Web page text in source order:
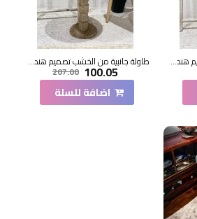
طاولة جانبية من الخشب تصميم هندسي ابداع مقاس51×36×36سم طاولة جانبية من الخشب تصميم هندسي ابداع مقاس47×44×44سم
100.05
207.00
اضافة للسلة